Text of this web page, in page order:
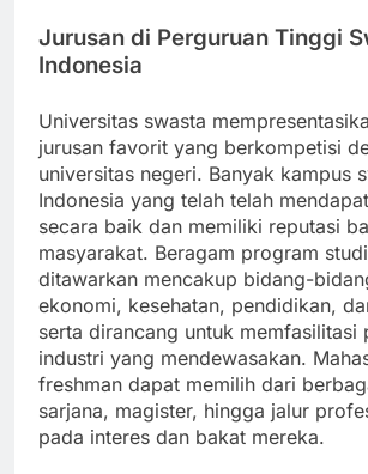
Jurusan di Perguruan Tinggi
Indonesia
Universitas swasta
jurusan favorit yang berkompetisi
universitas negeri. Banyak kampus
Indonesia yang telah telah
secara baik dan memiliki reputasi
masyarakat. Beragam program
ditawarkan mencakup bidang-
ekonomi, kesehatan, pendidikan,
serta dirancang untuk memfasilitasi
industri yang mendewasakan.
freshman dapat memilih dari
sarjana, magister, hingga jalur
pada interes dan bakat mereka.